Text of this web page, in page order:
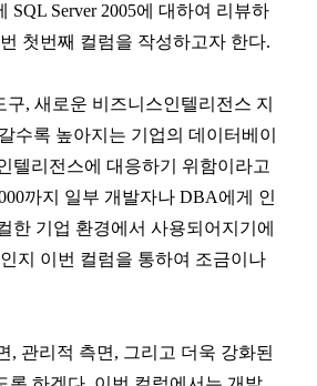
Server 2005에 대하여 리뷰하
첫번째 컬럼을 작성하고자 한다.
구, 새로운 비즈니스인텔리전스 지
수록 높아지는 기업의 데이터베이
텔리전스에 대응하기 위함이라고
까지 일부 개발자나 DBA에게 인
한 기업 환경에서 사용되어지기에
지 이번 컬럼을 통하여 조금이나
, 관리적 측면, 그리고 더욱 강화된